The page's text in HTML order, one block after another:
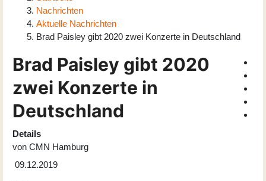
Nachrichten
Aktuelle Nachrichten
Brad Paisley gibt 2020 zwei Konzerte in Deutschland
Brad Paisley gibt 2020
zwei Konzerte in
Deutschland
Details
von CMN Hamburg
09.12.2019